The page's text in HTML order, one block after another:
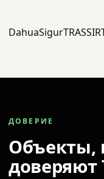
DahuaSigurTRASSIR
ДОВЕРИЕ
Объекты,
доверяют